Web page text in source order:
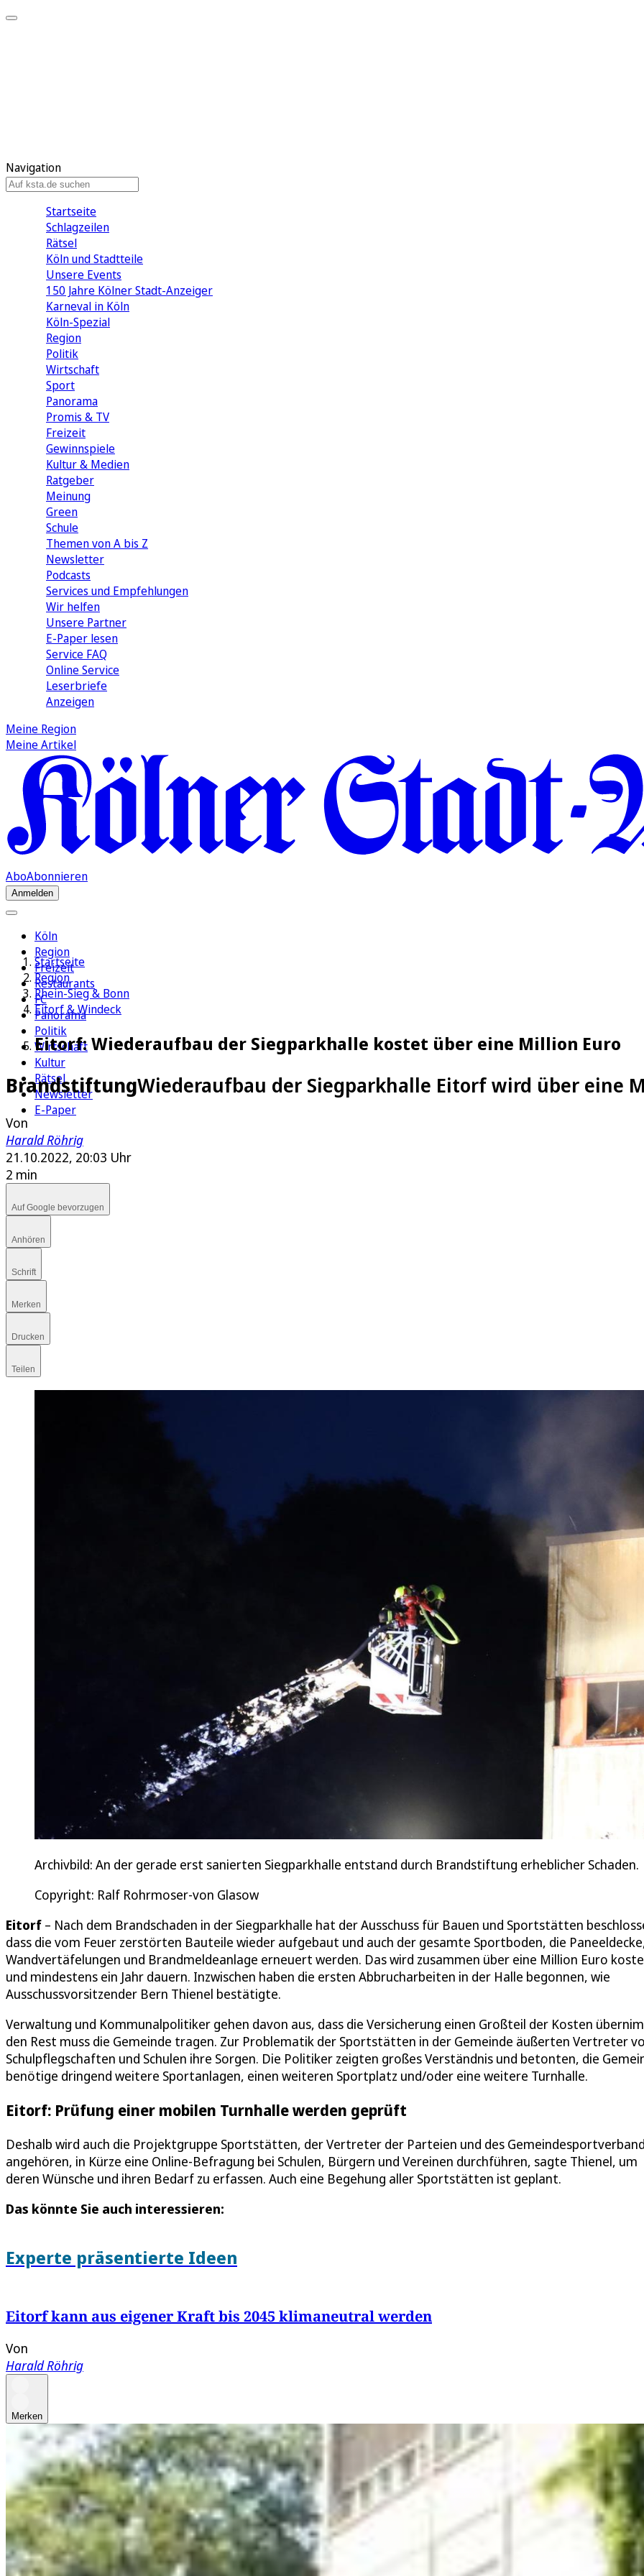
Navigation
Startseite
Schlagzeilen
Rätsel
Köln und Stadtteile
Unsere Events
150 Jahre Kölner Stadt-Anzeiger
Karneval in Köln
Köln-Spezial
Region
Politik
Wirtschaft
Sport
Panorama
Promis & TV
Freizeit
Gewinnspiele
Kultur & Medien
Ratgeber
Meinung
Green
Schule
Themen von A bis Z
Newsletter
Podcasts
Services und Empfehlungen
Wir helfen
Unsere Partner
E-Paper lesen
Service FAQ
Online Service
Leserbriefe
Anzeigen
Meine Region
Meine Artikel
AboAbonnieren
Anmelden
Köln
Region
Freizeit
Restaurants
FC
Panorama
Politik
Wirtschaft
Kultur
Rätsel
Newsletter
E-Paper
Startseite
Region
Rhein-Sieg & Bonn
Eitorf & Windeck
Eitorf: Wiederaufbau der Siegparkhalle kostet über eine Million Euro
BrandstiftungWiederaufbau der Siegparkhalle Eitorf wird über eine
Von
Harald Röhrig
21.10.2022, 20:03 Uhr
2 min
Auf Google bevorzugen
Anhören
Schrift
Merken
Drucken
Teilen
Archivbild: An der gerade erst sanierten Siegparkhalle entstand durch Brandstiftung erheblicher Schaden.
Copyright: Ralf Rohrmoser-von Glasow
Eitorf – Nach dem Brandschaden in der Siegparkhalle hat der Ausschuss für Bauen und Sportstätten
dass die vom Feuer zerstörten Bauteile wieder aufgebaut und auch der gesamte Sportboden, die
Wandvertäfelungen und Brandmeldeanlage erneuert werden. Das wird zusammen über eine Million Euro
und mindestens ein Jahr dauern. Inzwischen haben die ersten Abbrucharbeiten in der Halle begonnen, wie
Ausschussvorsitzender Bern Thienel bestätigte.
Verwaltung und Kommunalpolitiker gehen davon aus, dass die Versicherung einen Großteil der Kosten
den Rest muss die Gemeinde tragen. Zur Problematik der Sportstätten in der Gemeinde äußerten Vertreter
Schulpflegschaften und Schulen ihre Sorgen. Die Politiker zeigten großes Verständnis und betonten, die
benötige dringend weitere Sportanlagen, einen weiteren Sportplatz und/oder eine weitere Turnhalle.
Eitorf: Prüfung einer mobilen Turnhalle werden geprüft
Deshalb wird auch die Projektgruppe Sportstätten, der Vertreter der Parteien und des
angehören, in Kürze eine Online-Befragung bei Schulen, Bürgern und Vereinen durchführen, sagte Thienel, um
deren Wünsche und ihren Bedarf zu erfassen. Auch eine Begehung aller Sportstätten ist geplant.
Das könnte Sie auch interessieren:
Experte präsentierte Ideen
Eitorf kann aus eigener Kraft bis 2045 klimaneutral werden
Von
Harald Röhrig
Merken